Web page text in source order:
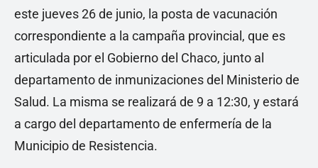
este jueves 26 de junio, la posta de vacunación
correspondiente a la campaña provincial, que es
articulada por el Gobierno del Chaco, junto al
departamento de inmunizaciones del Ministerio de
Salud. La misma se realizará de 9 a 12:30, y estará
a cargo del departamento de enfermería de la
Municipio de Resistencia.